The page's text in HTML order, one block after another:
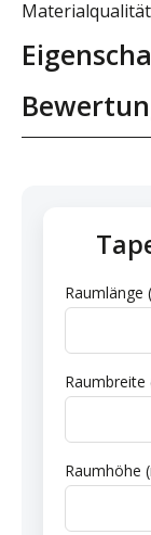
Raumlänge
Raumbreite
Raumhöhe